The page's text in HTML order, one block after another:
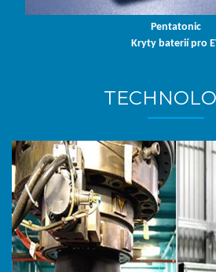
Pentatonic
Kryty baterií pro